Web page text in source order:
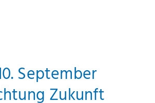
September
Zukunft